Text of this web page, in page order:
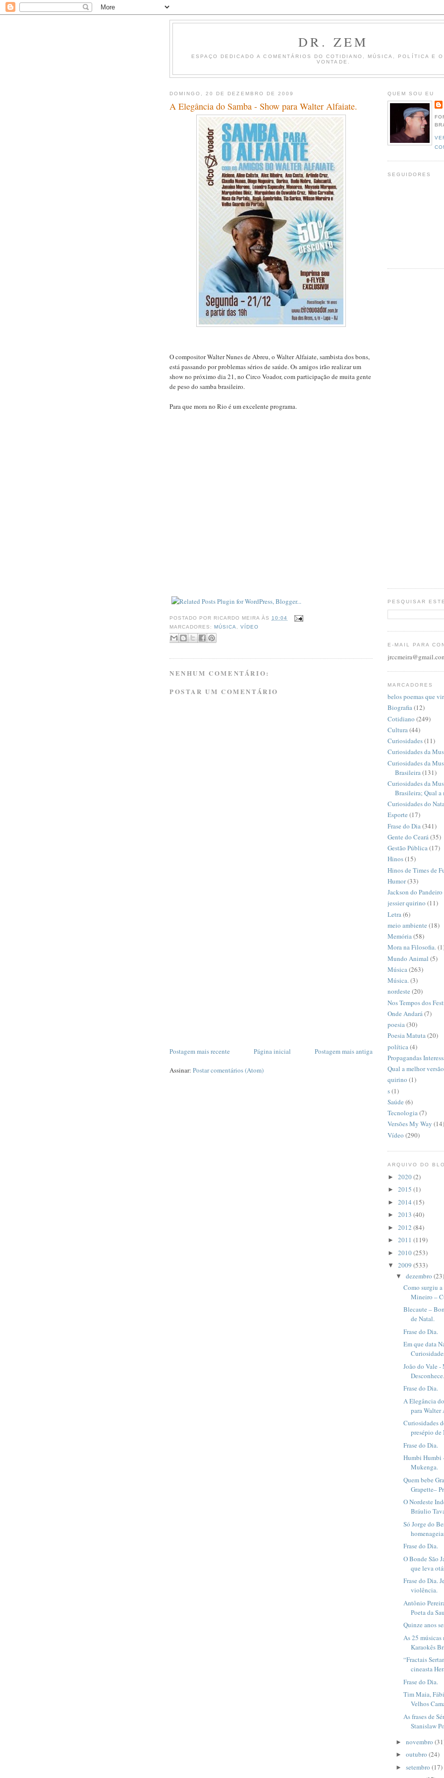
DR. ZEM
ESPAÇO DEDICADO A COMENTÁRIOS DO COTIDIANO, MÚSICA, POLÍTICA E O
VONTADE.
DOMINGO, 20 DE DEZEMBRO DE 2009
A Elegância do Samba - Show para Walter Alfaiate.
O compositor Walter Nunes de Abreu, o Walter Alfaiate, sambista dos bons,
está passando por problemas sérios de saúde. Os amigos irão realizar um
show no próximo dia 21, no Circo Voador, com participação de muita gente
de peso do samba brasileiro.
Para que mora no Rio é um excelente programa.
POSTADO POR RICARDO MEIRA ÀS 10:04
MARCADORES:MÚSICA ,VÍDEO
NENHUM COMENTÁRIO:
POSTAR UM COMENTÁRIO
Postagem mais recente Postagem mais antiga
Página inicial
Assinar: Postar comentários (Atom)
QUEM SOU EU
SEGUIDORES
PESQUISAR
E-MAIL PARA
MARCADORES
belos poemas que
Biografia(12)
Cotidiano (249)
Cultura(44)
Curiosidades(11)
Curiosidades da
Curiosidades da
Brasileira(131)
Curiosidades da
Brasileira; Qual a
Curiosidades do
Esporte (17)
Frase do Dia(341)
Gente do Ceará(35)
Gestão Pública(17)
Hinos(15)
Hinos de Times de
Humor(33)
Jackson do Pandeiro
jessier quirino (11)
Letra(6)
meio ambiente (18)
Memória(58)
Mora na Filosofia.
Mundo Animal (5)
Música(263)
Música.(3)
nordeste (20)
Nos Tempos dos
Onde Andará(7)
poesia(30)
Poesia Matuta(20)
política(4)
Propagandas
Qual a melhor
quirino (1)
s(1)
Saúde (6)
Tecnologia(7)
Versões My Way (14)
Vídeo (290)
ARQUIVO DO
► 2020(2)
► 2015 (1)
► 2014 (15)
► 2013 (40)
► 2012 (84)
► 2011 (119)
► 2010(253)
▼ 2009 (533)
▼ dezembro (23)
Como surgiu
Mineiro –
Blecaute –
de Natal.
Frase do Dia.
Em que data
João do Vale -
Desconhece.
Frase do Dia.
A Elegância
para Walter
Curiosidades
presépio de
Frase do Dia.
Humbi Humbi
Mukenga.
Quem bebe
Grapette–
O Nordeste
Bráulio
Só Jorge do
Frase do Dia.
O Bonde São
que leva
Frase do Dia.
violência.
Antônio
Poeta da
Quinze anos
As 25 músicas
Karaokês
“Fractais
cineasta
Frase do Dia.
Tim Maia,
Velhos
As frases de
Stanislaw
► novembro
► outubro (24)
► setembro (17)